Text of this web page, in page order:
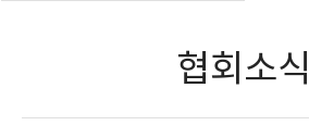
협회소식